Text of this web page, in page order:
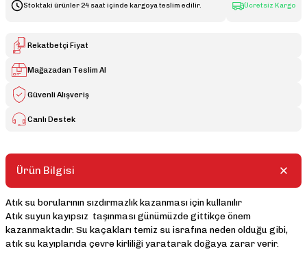
Stoktaki ürünler 24 saat içinde kargoya teslim edilir. Ücretsiz Kargo
Rekatbetçi Fiyat
Mağazadan Teslim Al
Güvenli Alışveriş
Canlı Destek
Ürün Bilgisi
Atık su borularının sızdırmazlık kazanması için kullanılır
Atık suyun kayıpsız taşınması günümüzde gittikçe önem
kazanmaktadır. Su kaçakları temiz su israfına neden olduğu gibi,
atık su kayıplarıda çevre kirliliği yaratarak doğaya zarar verir.